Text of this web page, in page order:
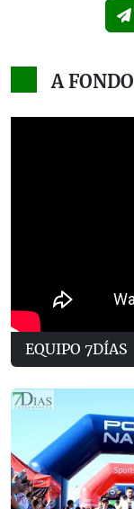
A FONDO
EQUIPO 7DÍAS